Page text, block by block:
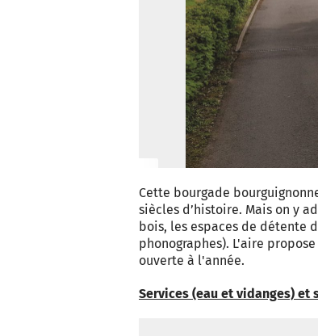
Cette bourgade
siècles d’histoire. Mais on y
bois, les espaces de détente
phonographes). L'aire
ouverte à l'année.
Services (eau et vidanges)